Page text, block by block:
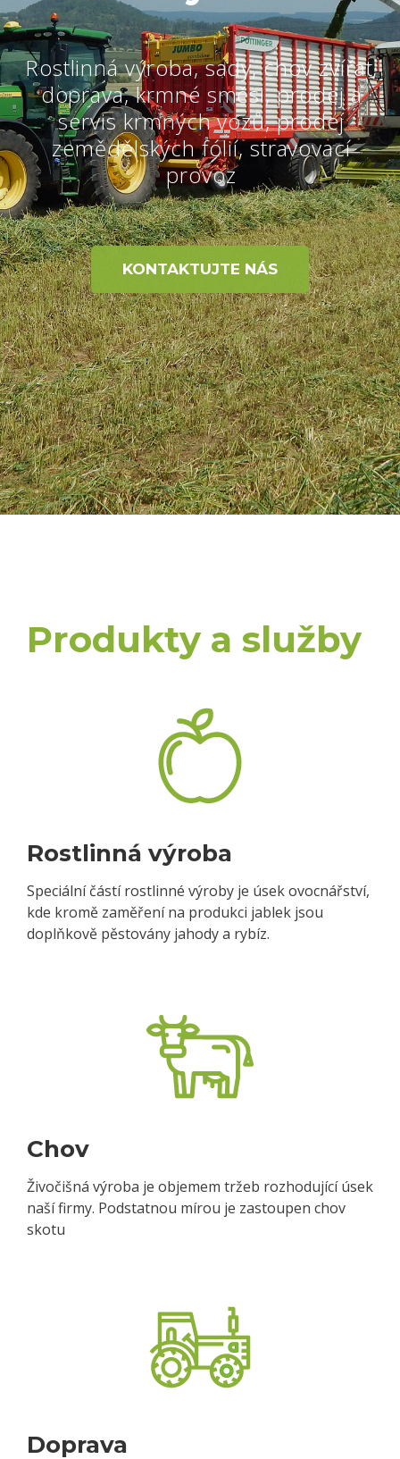
KONTAKTUJTE NÁS
Rostlinná výroba, sady, chov zvířat,
doprava, krmné směsi, prodej a
servis krmných vozů, prodej
zemědělských fólií, stravovací
provoz
Produkty a služby
Rostlinná výroba
Speciální částí rostlinné výroby je úsek ovocnářství,
kde kromě zaměření na produkci jablek jsou
doplňkově pěstovány jahody a rybíz.
Chov
Živočišná výroba je objemem tržeb rozhodující úsek
naší firmy. Podstatnou mírou je zastoupen chov
skotu
Doprava